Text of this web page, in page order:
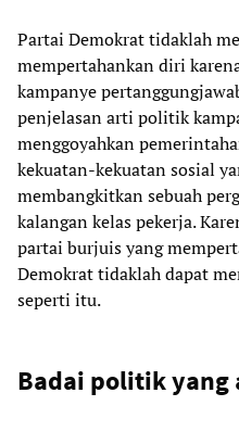
Partai Demokrat tidaklah
mempertahankan diri
kampanye
penjelasan arti politik
menggoyahkan
kekuatan-kekuatan sosial
membangkitkan sebuah
kalangan kelas pekerja.
partai burjuis yang
Demokrat tidaklah dapat
seperti itu.
Badai politik yang